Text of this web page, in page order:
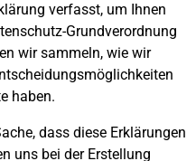
verfasst, um Ihnen
Grundverordnung
wir sammeln, wie wir
haben.
dass diese Erklärungen
uns bei der Erstellung